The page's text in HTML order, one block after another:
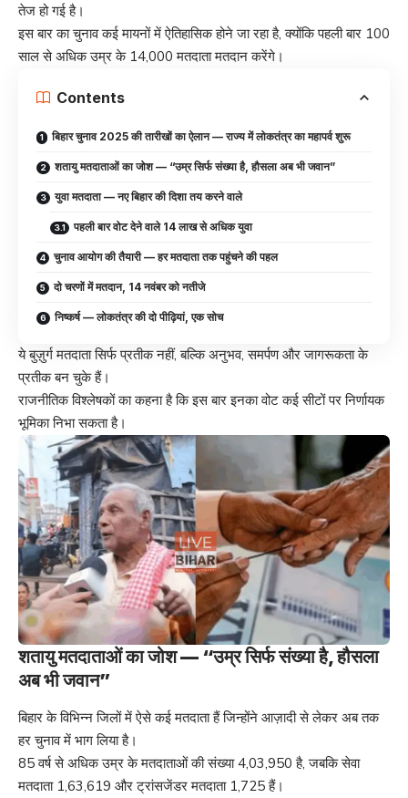
तेज हो गई है।
इस बार का चुनाव कई मायनों में ऐतिहासिक होने जा रहा है, क्योंकि पहली बार 100
साल से अधिक उम्र के 14,000 मतदाता मतदान करेंगे।
Contents
बिहार चुनाव 2025 की तारीखों का ऐलान — राज्य में लोकतंत्र का महापर्व शुरू
शतायु मतदाताओं का जोश — “उम्र सिर्फ संख्या है, हौसला अब भी जवान”
युवा मतदाता — नए बिहार की दिशा तय करने वाले
पहली बार वोट देने वाले 14 लाख से अधिक युवा
चुनाव आयोग की तैयारी — हर मतदाता तक पहुंचने की पहल
दो चरणों में मतदान, 14 नवंबर को नतीजे
निष्कर्ष — लोकतंत्र की दो पीढ़ियां, एक सोच
ये बुज़ुर्ग मतदाता सिर्फ प्रतीक नहीं, बल्कि अनुभव, समर्पण और जागरूकता के
प्रतीक बन चुके हैं।
राजनीतिक विश्लेषकों का कहना है कि इस बार इनका वोट कई सीटों पर निर्णायक
भूमिका निभा सकता है।
शतायु मतदाताओं का जोश — “उम्र सिर्फ संख्या है, हौसला
अब भी जवान”
बिहार के विभिन्न जिलों में ऐसे कई मतदाता हैं जिन्होंने आज़ादी से लेकर अब तक
हर चुनाव में भाग लिया है।
85 वर्ष से अधिक उम्र के मतदाताओं की संख्या 4,03,950 है, जबकि सेवा
मतदाता 1,63,619 और ट्रांसजेंडर मतदाता 1,725 हैं।